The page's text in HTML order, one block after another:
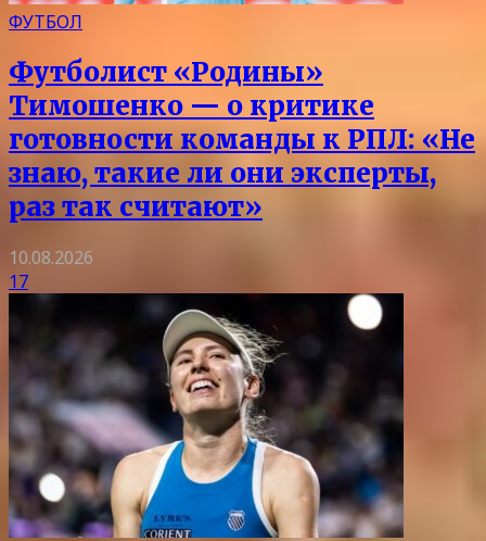
ФУТБОЛ
Футболист «Родины»
Тимошенко — о критике
готовности команды к РПЛ: «Не
знаю, такие ли они эксперты,
раз так считают»
10.08.2026
17